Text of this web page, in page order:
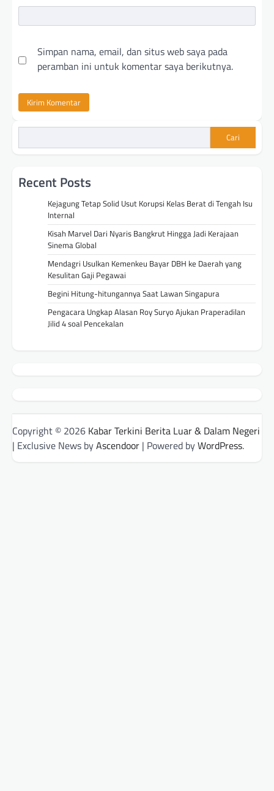
Simpan nama, email, dan situs web saya pada
peramban ini untuk komentar saya berikutnya.
Cari
Recent Posts
Kejagung Tetap Solid Usut Korupsi Kelas Berat di Tengah Isu
Internal
Kisah Marvel Dari Nyaris Bangkrut Hingga Jadi Kerajaan
Sinema Global
Mendagri Usulkan Kemenkeu Bayar DBH ke Daerah yang
Kesulitan Gaji Pegawai
Begini Hitung-hitungannya Saat Lawan Singapura
Pengacara Ungkap Alasan Roy Suryo Ajukan Praperadilan
Jilid 4 soal Pencekalan
Copyright © 2026 Kabar Terkini Berita Luar & Dalam Negeri
| Exclusive News byAscendoor | Powered byWordPress.